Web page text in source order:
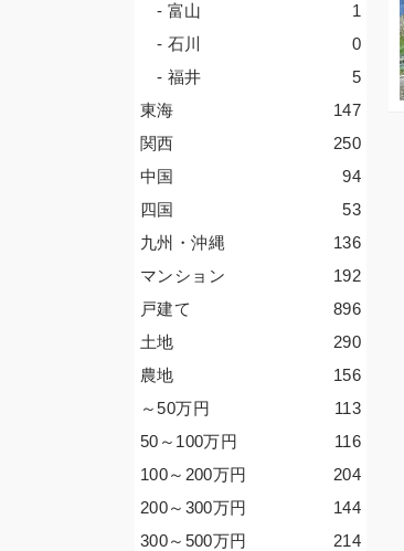
1
- 富山
0
- 石川
5
- 福井
147
東海
250
関西
94
中国
53
四国
136
九州・沖縄
192
マンション
896
戸建て
290
土地
156
農地
113
～50万円
116
50～100万円
204
100～200万円
144
200～300万円
214
300～500万円